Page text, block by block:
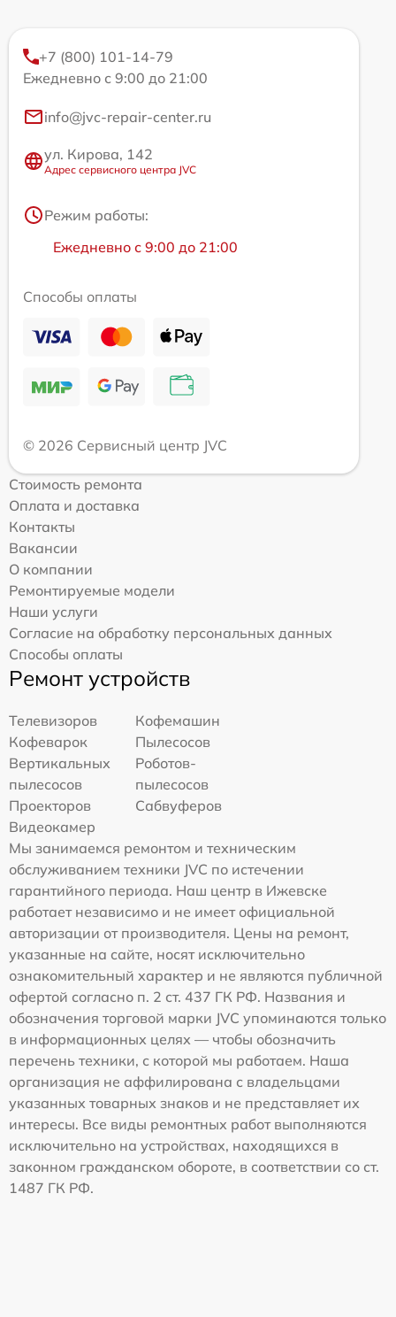
+7 (800) 101-14-79
Ежедневно с 9:00 до 21:00
info@jvc-repair-center.ru
ул. Кирова, 142
Адрес сервисного центра JVC
Режим работы:
Ежедневно с 9:00 до 21:00
Способы оплаты
© 2026 Сервисный центр JVC
Стоимость ремонта
Оплата и доставка
Контакты
Вакансии
О компании
Ремонтируемые модели
Наши услуги
Согласие на обработку персональных данных
Способы оплаты
Ремонт устройств
Телевизоров
Кофемашин
Кофеварок
Пылесосов
Вертикальных
пылесосов
Роботов-
пылесосов
Проекторов
Сабвуферов
Видеокамер
Мы занимаемся ремонтом и техническим
обслуживанием техники JVC по истечении
гарантийного периода. Наш центр в Ижевске
работает независимо и не имеет официальной
авторизации от производителя. Цены на ремонт,
указанные на сайте, носят исключительно
ознакомительный характер и не являются публичной
офертой согласно п. 2 ст. 437 ГК РФ. Названия и
обозначения торговой марки JVC упоминаются только
в информационных целях — чтобы обозначить
перечень техники, с которой мы работаем. Наша
организация не аффилирована с владельцами
указанных товарных знаков и не представляет их
интересы. Все виды ремонтных работ выполняются
исключительно на устройствах, находящихся в
законном гражданском обороте, в соответствии со ст.
1487 ГК РФ.